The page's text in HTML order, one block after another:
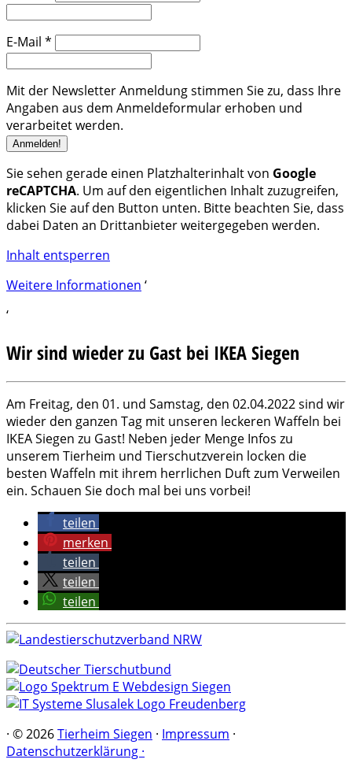
E-Mail *
Mit der Newsletter Anmeldung stimmen Sie zu, dass Ihre
Angaben aus dem Anmeldeformular erhoben und
verarbeitet werden.
Sie sehen gerade einen Platzhalterinhalt von Google
reCAPTCHA. Um auf den eigentlichen Inhalt zuzugreifen,
klicken Sie auf den Button unten. Bitte beachten Sie, dass
dabei Daten an Drittanbieter weitergegeben werden.
Inhalt entsperren
Weitere Informationen ‘
‘
Wir sind wieder zu Gast bei IKEA Siegen
Am Freitag, den 01. und Samstag, den 02.04.2022 sind wir
wieder den ganzen Tag mit unseren leckeren Waffeln bei
IKEA Siegen zu Gast! Neben jeder Menge Infos zu
unserem Tierheim und Tierschutzverein locken die
besten Waffeln mit ihrem herrlichen Duft zum Verweilen
ein. Schauen Sie doch mal bei uns vorbei!
teilen
merken
teilen
teilen
teilen
· © 2026Tierheim Siegen · Impressum ·
Datenschutzerklärung ·